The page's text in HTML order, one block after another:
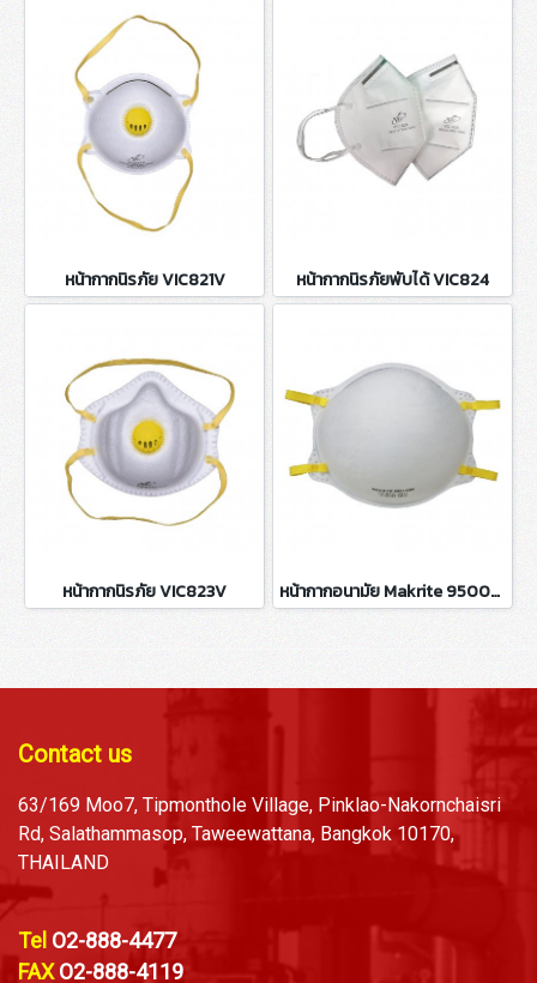
หน้ากากนิรภัย VIC821V หน้ากากนิรภัยพับได้ VIC824
หน้ากากนิรภัย VIC823V หน้ากากอนามัย Makrite 9500-N95
Contact us
63/169 Moo7, Tipmonthole Village, Pinklao-Nakornchaisri
Rd, Salathammasop, Taweewattana, Bangkok 10170,
THAILAND
Tel O2-888-4477
FAXO2-888-4119